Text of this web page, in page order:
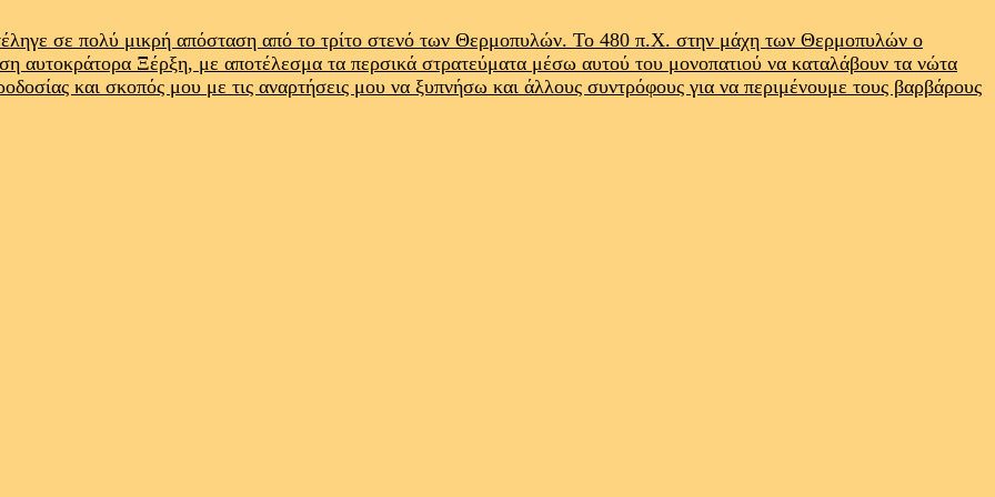
σε πολύ μικρή απόσταση από το τρίτο στενό των Θερμοπυλών. Το 480 π.Χ. στην μάχη των Θερμοπυλών ο
αυτοκράτορα Ξέρξη, με αποτέλεσμα τα περσικά στρατεύματα μέσω αυτού του μονοπατιού να καταλάβουν τα νώτα
και σκοπός μου με τις αναρτήσεις μου να ξυπνήσω και άλλους συντρόφους για να περιμένουμε τους βαρβάρους